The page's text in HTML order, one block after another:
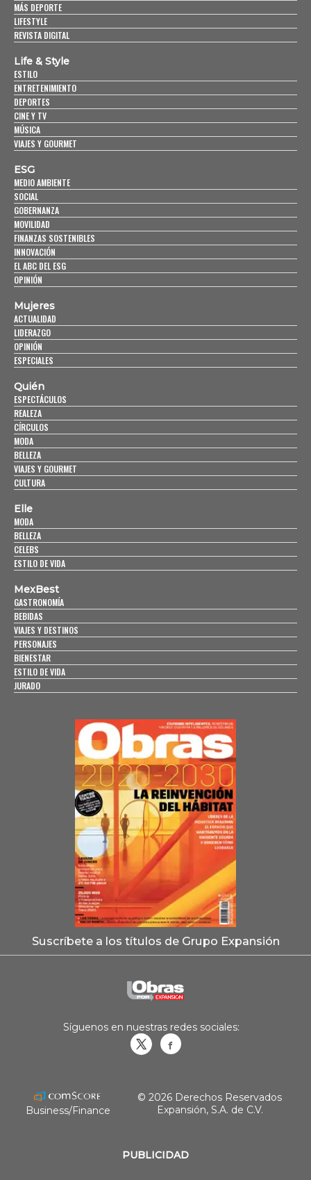
MÁS DEPORTE
LIFESTYLE
REVISTA DIGITAL
Life & Style
ESTILO
ENTRETENIMIENTO
DEPORTES
CINE Y TV
MÚSICA
VIAJES Y GOURMET
ESG
MEDIO AMBIENTE
SOCIAL
GOBERNANZA
MOVILIDAD
FINANZAS SOSTENIBLES
INNOVACIÓN
EL ABC DEL ESG
OPINIÓN
Mujeres
ACTUALIDAD
LIDERAZGO
OPINIÓN
ESPECIALES
Quién
ESPECTÁCULOS
REALEZA
CÍRCULOS
MODA
BELLEZA
VIAJES Y GOURMET
CULTURA
Elle
MODA
BELLEZA
CELEBS
ESTILO DE VIDA
MexBest
GASTRONOMÍA
BEBIDAS
VIAJES Y DESTINOS
PERSONAJES
BIENESTAR
ESTILO DE VIDA
JURADO
Suscríbete a los títulos de Grupo Expansión
PUBLICIDAD
Síguenos en nuestras redes sociales:
Business/Finance
© 2026 Derechos Reservados
Expansión, S.A. de C.V.